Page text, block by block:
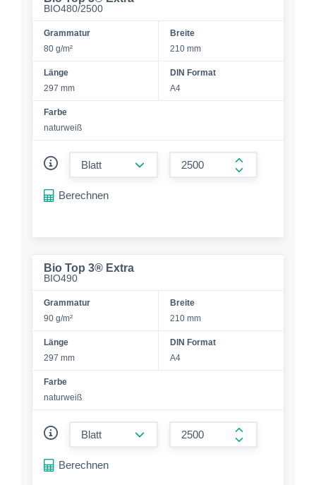
BIO480/2500
Grammatur
80 g/m²
Breite
210 mm
Länge
297 mm
DIN Format
A4
Farbe
naturweiß
form.increase-
Berechnen
Bio Top 3® Extra
BIO490
Grammatur
90 g/m²
Breite
210 mm
Länge
297 mm
DIN Format
A4
Farbe
naturweiß
form.increase-
Berechnen